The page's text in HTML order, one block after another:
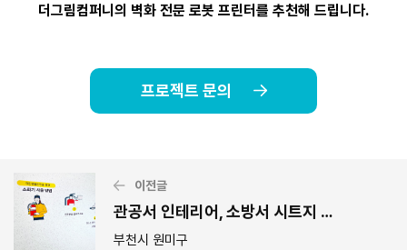
더그림컴퍼니의 벽화 전문 로봇 프린터를 추천해 드립니다.
프로젝트 문의
이전글
관공서 인테리어, 소방서 시트지 인테리어 사례
부천시 원미구